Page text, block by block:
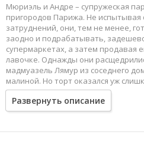
Мюриэль и Андре – супружеская
пригородов Парижа. Не
затруднений, они, тем не менее,
заодно и подрабатывать,
супермаркетах, а затем продавая
лавочке. Однажды они
мадмуазель Лямур из соседнего
малиной. Но торт оказался уж
супруги нашли свою соседку
они с испугом принялись ждать
поистине страшной –
арабы и негры, по мнению
Развернуть описание